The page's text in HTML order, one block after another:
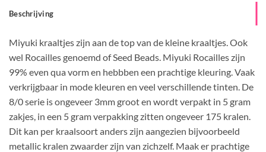
Beschrijving
Miyuki kraaltjes zijn aan de top van de kleine kraaltjes. Ook
wel Rocailles genoemd of Seed Beads. Miyuki Rocailles zijn
99% even qua vorm en hebbben een prachtige kleuring. Vaak
verkrijgbaar in mode kleuren en veel verschillende tinten. De
8/0 serie is ongeveer 3mm groot en wordt verpakt in 5 gram
zakjes, in een 5 gram verpakking zitten ongeveer 175 kralen.
Dit kan per kraalsoort anders zijn aangezien bijvoorbeeld
metallic kralen zwaarder zijn van zichzelf. Maak er prachtige